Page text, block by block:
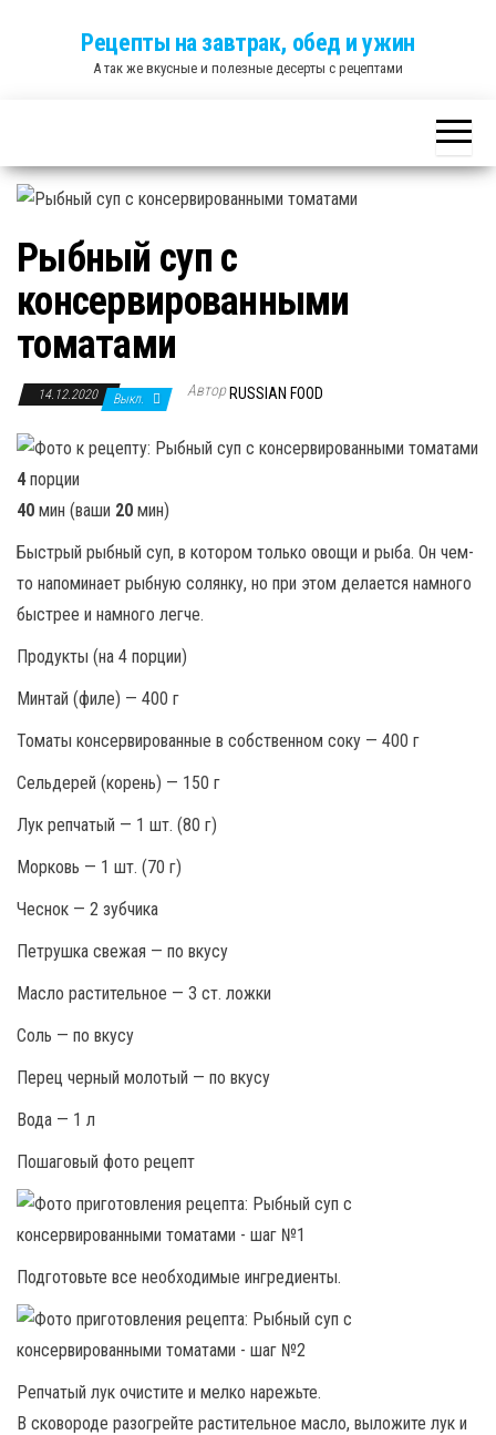
Рецепты на завтрак, обед и ужин
А так же вкусные и полезные десерты с рецептами
Рыбный суп с
консервированными
томатами
14.12.2020 Выкл. Автор RUSSIAN FOOD
4порции
40 мин (ваши 20 мин)
Быстрый рыбный суп, в котором только овощи и рыба. Он чем-
то напоминает рыбную солянку, но при этом делается намного
быстрее и намного легче.
Продукты (на 4 порции)
Минтай (филе) — 400 г
Томаты консервированные в собственном соку — 400 г
Сельдерей (корень) — 150 г
Лук репчатый — 1 шт. (80 г)
Морковь — 1 шт. (70 г)
Чеснок — 2 зубчика
Петрушка свежая — по вкусу
Масло растительное — 3 ст. ложки
Соль — по вкусу
Перец черный молотый — по вкусу
Вода — 1 л
Пошаговый фото рецепт
Подготовьте все необходимые ингредиенты.
Репчатый лук очистите и мелко нарежьте.
В сковороде разогрейте растительное масло, выложите лук и